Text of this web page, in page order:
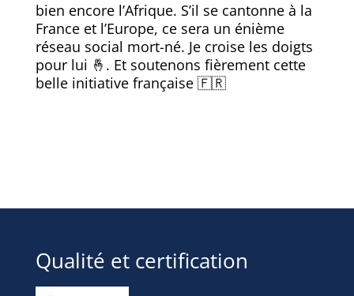
Pour se développer, BeReal devra aller sur
des marchés étrangers dynamiques
comme la Corée du Nord, la Chine ou
bien encore l’Afrique. S’il se cantonne à la
France et l’Europe, ce sera un énième